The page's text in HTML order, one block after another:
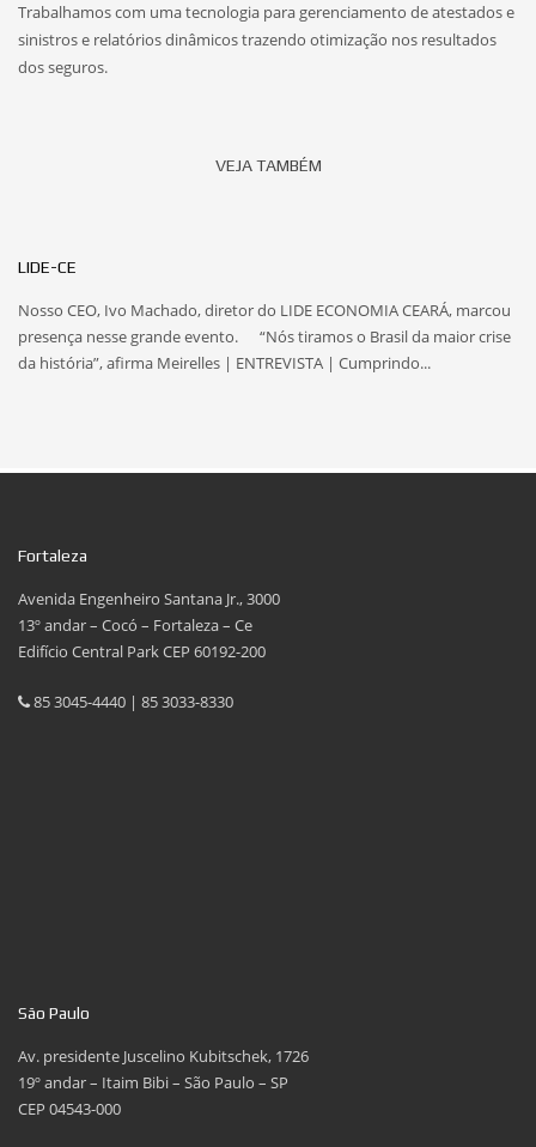
Trabalhamos com uma tecnologia para gerenciamento de atestados e
sinistros e relatórios dinâmicos trazendo otimização nos resultados
dos seguros.
VEJA TAMBÉM
LIDE-CE
Nosso CEO, Ivo Machado, diretor do LIDE ECONOMIA CEARÁ, marcou
presença nesse grande evento. “Nós tiramos o Brasil da maior crise
da história”, afirma Meirelles | ENTREVISTA | Cumprindo...
Fortaleza
Avenida Engenheiro Santana Jr., 3000
13º andar – Cocó – Fortaleza – Ce
Edifício Central Park CEP 60192-200
85 3045-4440 | 85 3033-8330
São Paulo
Av. presidente Juscelino Kubitschek, 1726
19º andar – Itaim Bibi – São Paulo – SP
CEP 04543-000